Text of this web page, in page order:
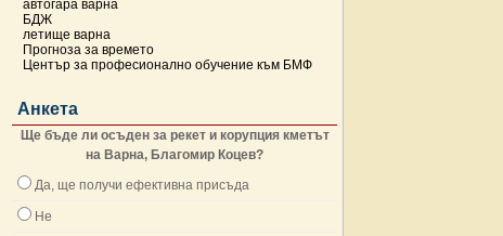
автогара варна
БДЖ
летище варна
Прогноза за времето
Център за професионално обучение към БМФ
Анкета
Ще бъде ли осъден за рекет и корупция кметът
на Варна, Благомир Коцев?
Да, ще получи ефективна присъда
Не